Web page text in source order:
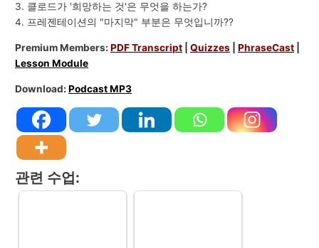
3. 클로드가 '희망하는 것'은 무엇을 하는가?
4. 프레젠테이션의 "마지막" 부분은 무엇입니까??
Premium Members:PDF Transcript |Quizzes |PhraseCast
Lesson Module
Download:Podcast MP3
관련 수업: